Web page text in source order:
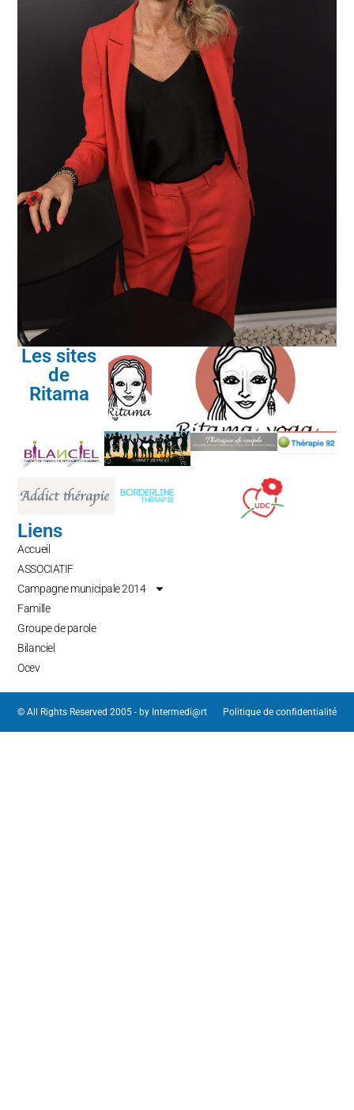
Les sites
de
Ritama
Liens
Accueil
ASSOCIATIF
Campagne municipale 2014
Famille
Groupe de parole
Bilanciel
Ocev
© All Rights Reserved 2005 - by Intermedi@rt Politique de confidentialité